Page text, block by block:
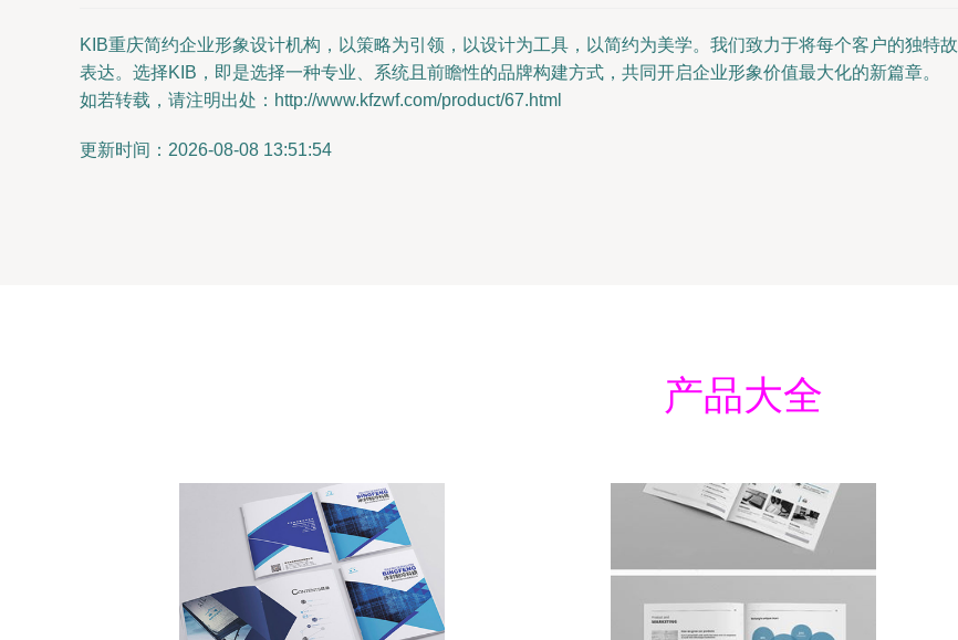
KIB重庆简约企业形象设计机构，以策略为引领，以设计为工具，以简约为美学。我们致力于将每个客户的独特
表达。选择KIB，即是选择一种专业、系统且前瞻性的品牌构建方式，共同开启企业形象价值最大化的新篇章。
如若转载，请注明出处：http://www.kfzwf.com/product/67.html
更新时间：2026-08-08 13:51:54
产品大全